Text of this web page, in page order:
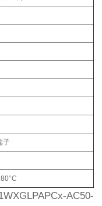
子
AC50-